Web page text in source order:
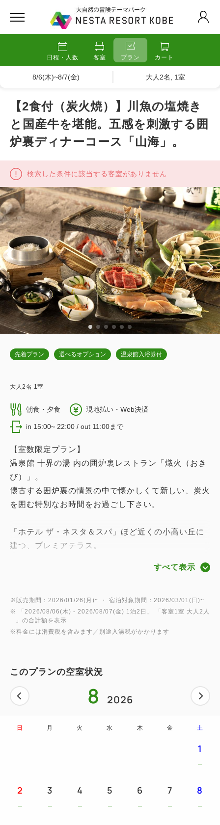
日程・人数 客室 プラン カート
8/6(木)~8/7(金) 大人2名, 1室
【2食付（炭火焼）】川魚の塩焼き
と国産牛を堪能。五感を刺激する囲
炉裏ディナーコース「山海」。
検索した条件に該当する客室がありません
先着プラン 選べるオプション 温泉館入浴券付
大人2名 1室
朝食・夕食 現地払い・Web決済
in 15:00~ 22:00 / out 11:00まで
【室数限定プラン】
温泉館 十界の湯 内の囲炉裏レストラン「熾火（おき
び）」。
懐古する囲炉裏の情景の中で懐かしくて新しい、炭火
を囲む特別なお時間をお過ごし下さい。
「ホテル ザ・ネスタ＆スパ」ほど近くの小高い丘に
建つ、プレミアテラス。
1階の客室は緑のガーデンテラスを備え、2階の客室
す。
プレミアテラスのバスタブは全室、敷地内源泉の温泉
給湯です。
給湯
ラスのバスタブにも温泉給湯
を推奨させていただいています。）
〇敷地内源泉 槙山神籬（まきやまひもろぎ）の湯を
すべて表示
※販売期間：2026/01/26(月)~ ・ 宿泊対象期間：2026/03/01(日)~
※ 「 2026/08/06(木) - 2026/08/07(金) 1泊2日 」 「 客室1室 大人2人
」の合計額を表示
※料金には消費税を含みます／別途入湯税がかかります
このプランの空室状況
8 2026
日 月 火 水 木 金 土
1
2 3 4 5 6 7 8